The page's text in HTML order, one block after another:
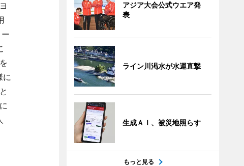
に
アジア大会公式ウエア発
表
ライン川渇水が水運直撃
生成ＡＩ、被災地照らす
もっと見る